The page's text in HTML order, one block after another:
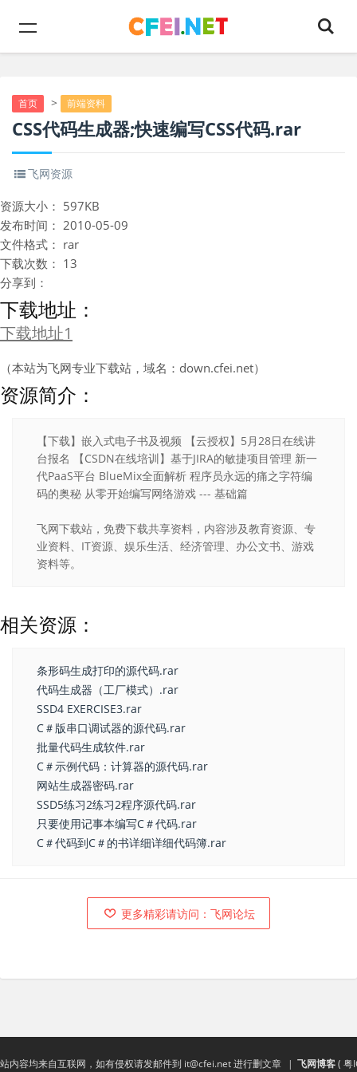
首页 > 前端资料
CSS代码生成器;快速编写CSS代码.rar
飞网资源
资源大小： 597KB
发布时间： 2010-05-09
文件格式： rar
下载次数： 13
分享到：
下载地址：
下载地址1
（本站为飞网专业下载站，域名：down.cfei.net）
资源简介：
【下载】嵌入式电子书及视频 【云授权】5月28日在线讲
台报名 【CSDN在线培训】基于JIRA的敏捷项目管理 新一
代PaaS平台 BlueMix全面解析 程序员永远的痛之字符编
码的奥秘 从零开始编写网络游戏 --- 基础篇
飞网下载站，免费下载共享资料，内容涉及教育资源、专
业资料、IT资源、娱乐生活、经济管理、办公文书、游戏
资料等。
相关资源：
条形码生成打印的源代码.rar
代码生成器（工厂模式）.rar
SSD4 EXERCISE3.rar
C＃版串口调试器的源代码.rar
批量代码生成软件.rar
C＃示例代码：计算器的源代码.rar
网站生成器密码.rar
SSD5练习2练习2程序源代码.rar
只要使用记事本编写C＃代码.rar
C＃代码到C＃的书详细详细代码簿.rar
更多精彩请访问：飞网论坛
内容均来自互联网，如有侵权请发邮件到 it@cfei.net进行删文章 | 飞网博客( 粤